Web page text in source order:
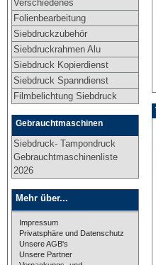
Verschiedenes
Folienbearbeitung
Siebdruckzubehör
Siebdruckrahmen Alu
Siebdruck Kopierdienst
Siebdruck Spanndienst
Filmbelichtung Siebdruck
Gebrauchtmaschinen
Siebdruck- Tampondruck
Gebrauchtmaschinenliste
2026
Mehr über...
Impressum
Privatsphäre und Datenschutz
Unsere AGB's
Unsere Partner